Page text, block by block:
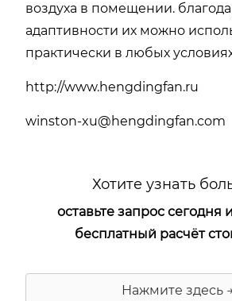
воздуха в помещении.
адаптивности их можно
практически в любых
http://www.hengdingfan.ru
winston-xu@hengdingfan.com
Хотите узнать
оставьте запрос сегодня
бесплатный расчёт
Нажмите здесь →